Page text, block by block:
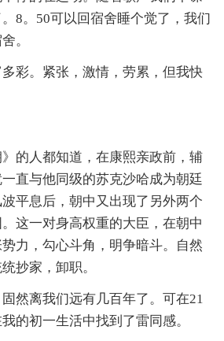
8。50可以回宿舍睡个觉了，我们
。
。紧张，激情，劳累，但我快
人都知道，在康熙亲政前，辅
直与他同级的苏克沙哈成为朝廷
平息后，朝中又出现了另外两个
一对身高权重的大臣，在朝中
力，勾心斗角，明争暗斗。自然
抄家，卸职。
离我们远有几百年了。可在21
的初一生活中找到了雷同感。